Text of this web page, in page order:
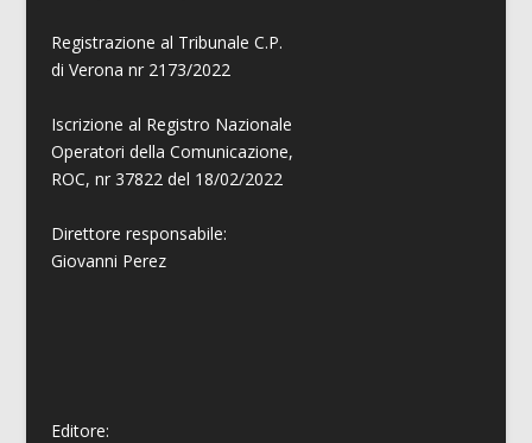
Registrazione al Tribunale C.P.
di Verona nr 2173/2022
Iscrizione al Registro Nazionale
Operatori della Comunicazione,
ROC, nr 37822 del 18/02/2022
Direttore responsabile:
Giovanni Perez
Editore: